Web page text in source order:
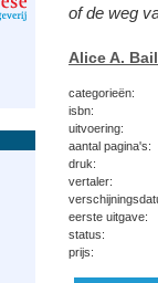
of de weg
Alice A.
categorieën:
isbn:
uitvoering:
aantal pagina's:
druk:
vertaler:
eerste uitgave:
status:
prijs: